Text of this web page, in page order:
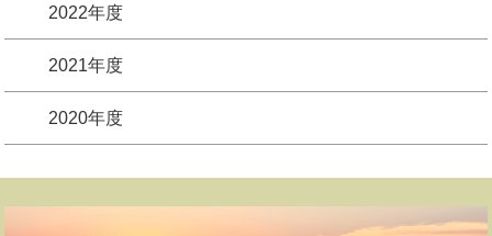
2022年度
2021年度
2020年度